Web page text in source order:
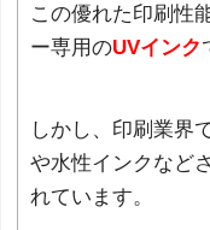
この優れた印刷性
ー専用のUVインク
しかし、印刷業界
や水性インクなど
れています。